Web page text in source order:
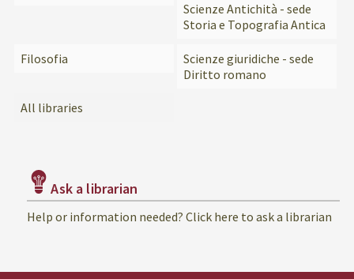
Scienze Antichità - sede
Storia e Topografia Antica
Filosofia
Scienze giuridiche - sede
Diritto romano
All libraries
Ask a librarian
Help or information needed? Click here to ask a librarian